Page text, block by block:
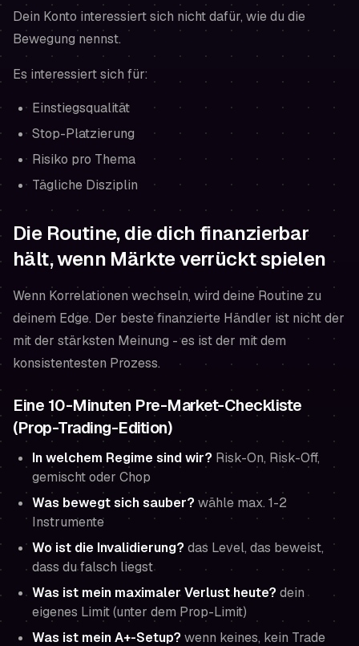
Dein Konto interessiert sich nicht dafür, wie du die
Bewegung nennst.
Es interessiert sich für:
Einstiegsqualität
Stop-Platzierung
Risiko pro Thema
Tägliche Disziplin
Die Routine, die dich finanzierbar
hält, wenn Märkte verrückt spielen
Wenn Korrelationen wechseln, wird deine Routine zu
deinem Edge. Der beste finanzierte Händler ist nicht der
mit der stärksten Meinung - es ist der mit dem
konsistentesten Prozess.
Eine 10-Minuten Pre-Market-Checkliste
(Prop-Trading-Edition)
In welchem Regime sind wir? Risk-On, Risk-Off,
gemischt oder Chop
Was bewegt sich sauber? wähle max. 1-2
Instrumente
Wo ist die Invalidierung? das Level, das beweist,
dass du falsch liegst
Was ist mein maximaler Verlust heute? dein
eigenes Limit (unter dem Prop-Limit)
Was ist mein A+-Setup? wenn keines, kein Trade